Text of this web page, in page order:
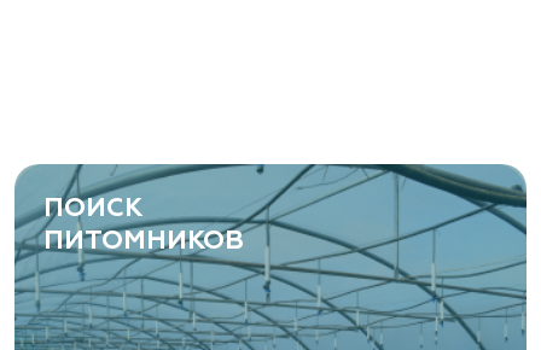
Ростовская область, Ростов-на-Дону,
Левобережная ул, дом № 37
8 966 206 7222
www.art-green.ru
ПОИСК
ПИТОМНИКОВ